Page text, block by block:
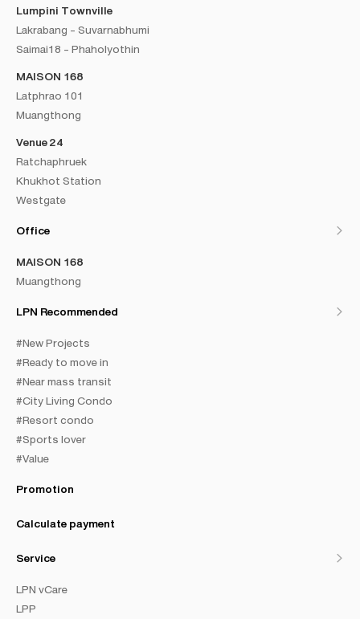
Lumpini Townville
Lakrabang - Suvarnabhumi
Saimai18 - Phaholyothin
MAISON 168
Latphrao 101
Muangthong
Venue 24
Ratchaphruek
Khukhot Station
Westgate
Office
MAISON 168
Muangthong
LPN Recommended
#New Projects
#Ready to move in
#Near mass transit
#City Living Condo
#Resort condo
#Sports lover
#Value
Promotion
Calculate payment
Service
LPN vCare
LPP